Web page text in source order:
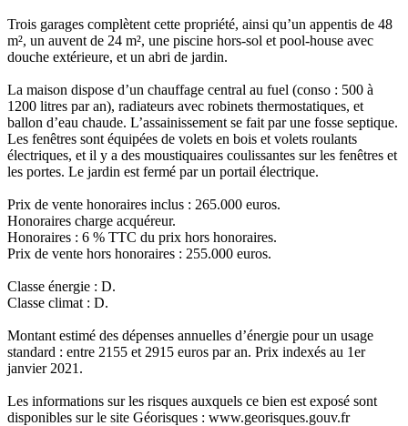
Trois garages complètent cette propriété, ainsi qu’un appentis de 48
m², un auvent de 24 m², une piscine hors-sol et pool-house avec
douche extérieure, et un abri de jardin.
La maison dispose d’un chauffage central au fuel (conso : 500 à
1200 litres par an), radiateurs avec robinets thermostatiques, et
ballon d’eau chaude. L’assainissement se fait par une fosse septique.
Les fenêtres sont équipées de volets en bois et volets roulants
électriques, et il y a des moustiquaires coulissantes sur les fenêtres et
les portes. Le jardin est fermé par un portail électrique.
Prix de vente honoraires inclus : 265.000 euros.
Honoraires charge acquéreur.
Honoraires : 6 % TTC du prix hors honoraires.
Prix de vente hors honoraires : 255.000 euros.
Classe énergie : D.
Classe climat : D.
Montant estimé des dépenses annuelles d’énergie pour un usage
standard : entre 2155 et 2915 euros par an. Prix indexés au 1er
janvier 2021.
Les informations sur les risques auxquels ce bien est exposé sont
disponibles sur le site Géorisques : www.georisques.gouv.fr